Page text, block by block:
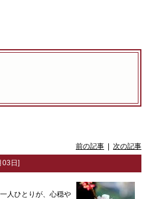
前の記事
次の記事
03日]
人ひとりが、心穏や